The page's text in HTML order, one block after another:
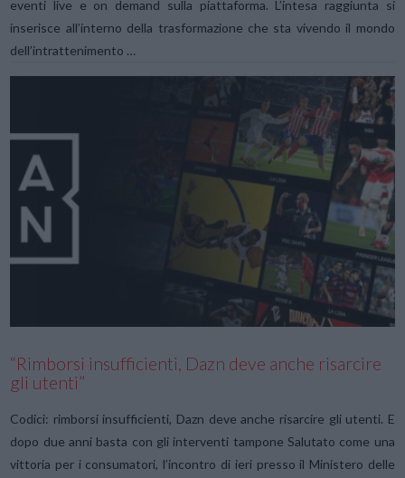
VIEW POST
eventi live e on demand sulla piattaforma. L’intesa raggiunta si
inserisce all’interno della trasformazione che sta vivendo il mondo
dell’intrattenimento …
“Rimborsi insufficienti, Dazn deve anche risarcire
gli utenti”
Codici: rimborsi insufficienti, Dazn deve anche risarcire gli utenti. E
dopo due anni basta con gli interventi tampone Salutato come una
vittoria per i consumatori, l’incontro di ieri presso il Ministero delle